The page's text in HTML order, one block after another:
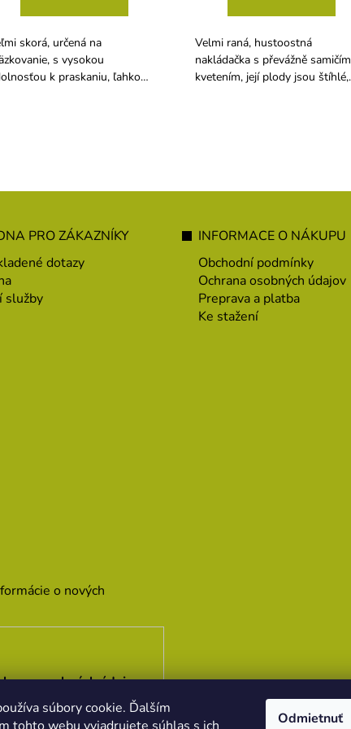
súbory cookie. Ďalším
Odmietnuť
skorá, určená na
s vysokou
k praskaniu, ľahko
Velmi raná, hustoostná
nakládačka s převážně samičím
kvetením, její plody jsou štíhlé,
PRO ZÁKAZNÍKY
dotazy
služby
INFORMACE O NÁKUPU
Obchodní podmínky
Ochrana osobných údajov
Preprava a platba
Ke stažení
o nových
osobných údajov